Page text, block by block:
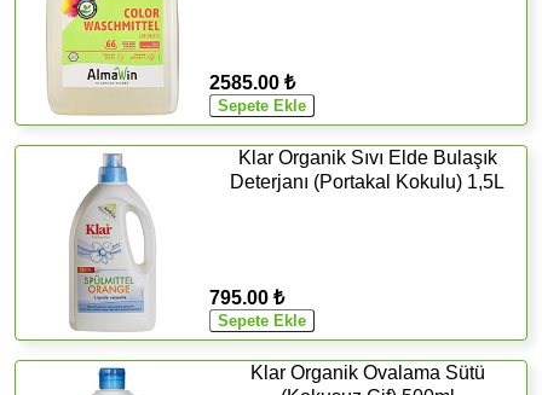
2585.00 ₺
Klar Organik Sıvı Elde Bulaşık
Deterjanı (Portakal Kokulu) 1,5L
795.00 ₺
Klar Organik Ovalama Sütü